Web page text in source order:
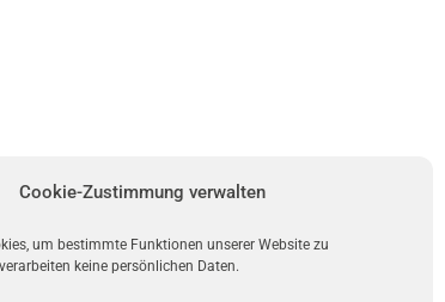
Cookie-Zustimmung verwalten
um bestimmte Funktionen unserer Website zu
keine persönlichen Daten.